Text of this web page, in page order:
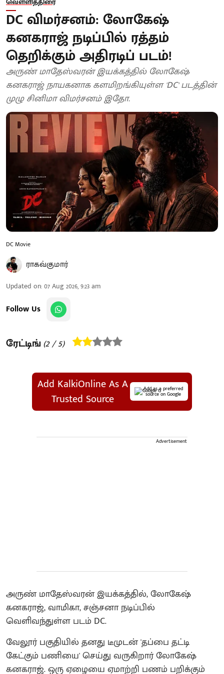
DC விமர்சனம்: லோகேஷ்
கனகராஜ் நடிப்பில் ரத்தம்
தெறிக்கும் அதிரடிப் படம்!
அருண் மாதேஸ்வரன் இயக்கத்தில் லோகேஷ்
கனகராஜ் நாயகனாக களமிறங்கியுள்ள 'DC' படத்தின்
முழு சினிமா விமர்சனம் இதோ.
DC Movie
ராகவ்குமார்
Updated on:07 Aug 2026, 9:23 am
Follow Us
ரேட்டிங் (2/ 5)
Add KalkiOnline As A
Trusted Source
Add as a preferred
source on Google
Advertisement
அருண் மாதேஸ்வரன் இயக்கத்தில், லோகேஷ்
கனகராஜ், வாமிகா, சஞ்சனா நடிப்பில்
வெளிவந்துள்ள படம் DC.
வேலூர் பகுதியில் தனது டீமுடன் 'தப்பை தட்டி
கேட்கும் பணியை' செய்து வருகிறார் லோகேஷ்
கனகராஜ். ஒரு ஏழையை ஏமாற்றி பணம் பறிக்கும்